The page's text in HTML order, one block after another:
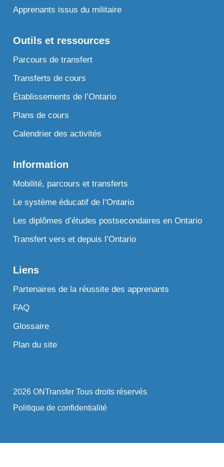
Apprenants issus du militaire
Outils et ressources
Parcours de transfert
Transferts de cours
Établissements de l’Ontario
Plans de cours
Calendrier des activités
Information
Mobilité, parcours et transferts
Le système éducatif de l’Ontario
Les diplômes d’études postsecondaires en Ontario
Transfert vers et depuis l’Ontario
Liens
Partenaires de la réussite des apprenants
FAQ
Glossaire
Plan du site
2026 ONTransfer Tous droits réservés
Politique de confidentialité